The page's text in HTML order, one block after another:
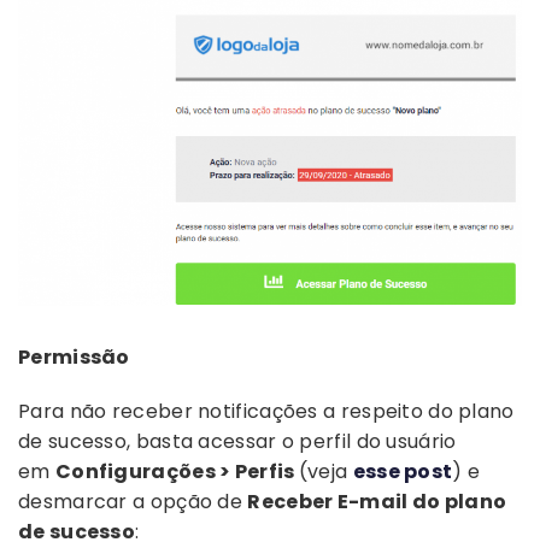
Permissão
Para não receber notificações a respeito do plano
de sucesso, basta acessar o perfil do usuário
em Configurações > Perfis (veja esse post) e
desmarcar a opção de Receber E-mail do plano
de sucesso: